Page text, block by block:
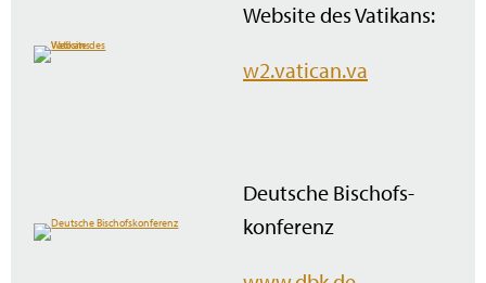
Website des Vatikans:
w2.vatican.va
Deutsche Bischofs­
konferenz